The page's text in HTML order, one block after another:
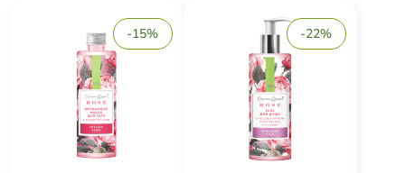
-15% -22%